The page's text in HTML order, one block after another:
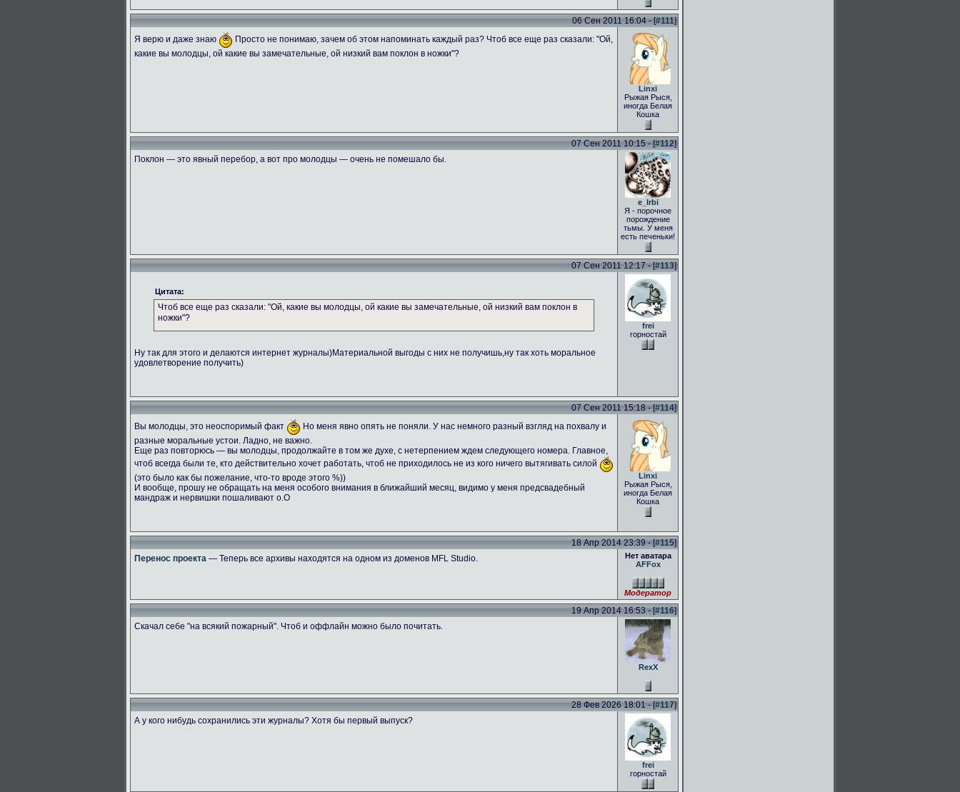
06 Сен 2011 16:04 - [#111]
Я верю и даже знаю
Просто не понимаю, зачем об этом напоминать каждый раз? Чтоб все еще раз сказали: "Ой,
какие вы молодцы, ой какие вы замечательные, ой низкий вам поклон в ножки"?
Linxi
Рыжая Рыся,
иногда Белая
Кошка
07 Сен 2011 10:15 - [#112]
Поклон — это явный перебор, а вот про молодцы — очень не помешало бы.
e_Irbi
Я - порочное
порождение
тьмы. У меня
есть печеньки!
07 Сен 2011 12:17 - [#113]
Цитата:
Чтоб все еще раз сказали: "Ой, какие вы молодцы, ой какие вы замечательные, ой низкий вам поклон в
ножки"?
Ну так для этого и делаются интернет журналы)Материальной выгоды с них не получишь,ну так хоть моральное
удовлетворение получить)
frei
горностай
07 Сен 2011 15:18 - [#114]
Вы молодцы, это неоспоримый факт
Но меня явно опять не поняли. У нас немного разный взгляд на похвалу и
разные моральные устои. Ладно, не важно.
Еще раз повторюсь — вы молодцы, продолжайте в том же духе, с нетерпением ждем следующего номера. Главное,
чтоб всегда были те, кто действительно хочет работать, чтоб не приходилось не из кого ничего вытягивать силой
(это было как бы пожелание, что-то вроде этого %))
И вообще, прошу не обращать на меня особого внимания в ближайший месяц, видимо у меня предсвадебный
мандраж и нервишки пошаливают о.О
Linxi
Рыжая Рыся,
иногда Белая
Кошка
18 Апр 2014 23:39 - [#115]
Перенос проекта — Теперь все архивы находятся на одном из доменов MFL Studio.
Нет аватара
AFFox
Модератор
19 Апр 2014 16:53 - [#116]
Скачал себе "на всякий пожарный". Чтоб и оффлайн можно было почитать.
RexX
28 Фев 2026 18:01 - [#117]
А у кого нибудь сохранились эти журналы? Хотя бы первый выпуск?
frei
горностай